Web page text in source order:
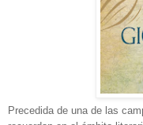
Precedida de una de las